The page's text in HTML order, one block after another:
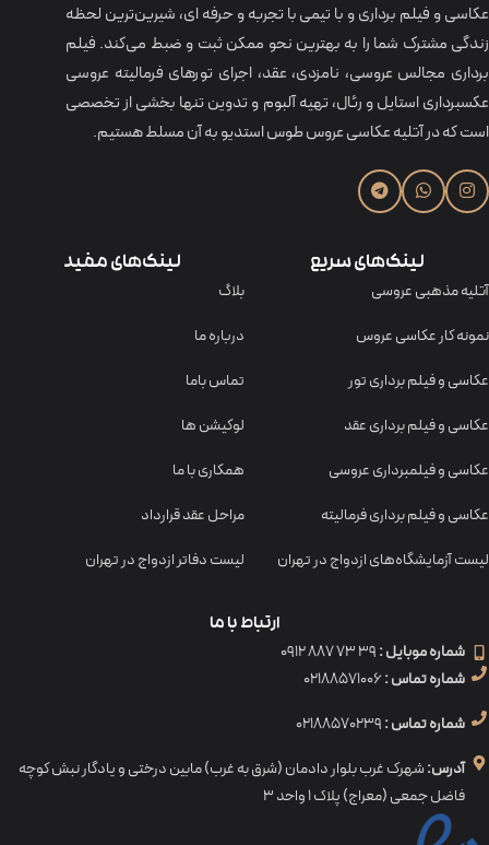
عکاسی و فیلم برداری و با تیمی با تجربه و حرفه‌ ای، شیرین‌ترین لحظه
زندگی مشترک شما را به بهترین نحو ممکن ثبت و ضبط می‌کند. فیلم
برداری مجالس عروسی، نامزدی، عقد، اجرای تورهای فرمالیته عروسی
عکسبرداری استایل و رئال، تهیه آلبوم و تدوین تنها بخشی از تخصصی
است که در آتلیه عکاسی عروس طوس استدیو به آن مسلط هستیم.
لینک‌های سریع
آتلیه مذهبی عروسی
نمونه کار عکاسی عروس
عکاسی و فیلم برداری تور
عکاسی و فیلم برداری عقد
عکاسی و فیلمبرداری عروسی
عکاسی و فیلم برداری فرمالیته
لیست آزمایشگاه‌های ازدواج در تهران
لینک‌های مفید
بلاگ
درباره ما
تماس باما
لوکیشن ها
همکاری با ما
مراحل عقد قرارداد
لیست دفاتر ازدواج در تهران
ارتباط با ما
شماره موبایل :
شماره تماس :
شماره تماس :
آدرس:شهرک غرب بلوار دادمان (شرق به غرب) مابین درختی و یادگار نبش کوچه
فاضل جمعی (معراج) پلاک ۱ واحد ۳